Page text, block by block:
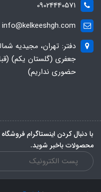
09024440571
info@kelkeeshgh.com
دفتر: تهران، مجیدیه
جعفری (گلستان یکم)
حضوری نداریم)
با دنبال کردن اینستاگرام
محصولات باخبر شوید.